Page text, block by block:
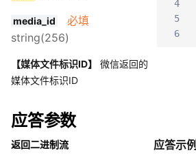
media_id
必填
string(256)
【媒体文件标识ID】
微信返回的
媒体文件标识ID
4
5
6
应答参数
返回二进制流 应答示例